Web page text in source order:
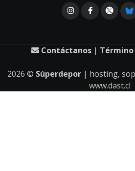
Contáctanos | Término
2026 © Súperdepor | hosting,
www.dast.cl